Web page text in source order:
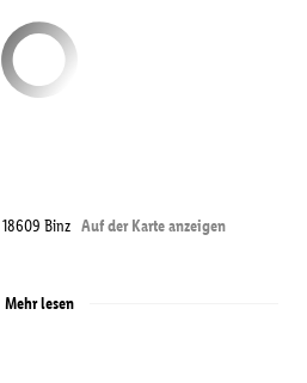
18609 Binz Auf der Karte anzeigen
Mehr lesen